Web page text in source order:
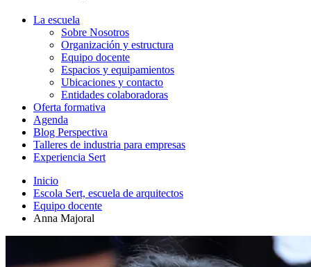
La escuela
Sobre Nosotros
Organización y estructura
Equipo docente
Espacios y equipamientos
Ubicaciones y contacto
Entidades colaboradoras
Oferta formativa
Agenda
Blog Perspectiva
Talleres de industria para empresas
Experiencia Sert
Inicio
Escola Sert, escuela de arquitectos
Equipo docente
Anna Majoral